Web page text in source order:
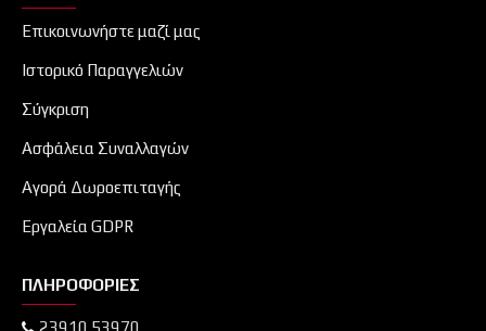
Επικοινωνήστε μαζί μας
Ιστορικό Παραγγελιών
Σύγκριση
Ασφάλεια Συναλλαγών
Αγορά Δωροεπιταγής
Εργαλεία GDPR
ΠΛΗΡΟΦΟΡΊΕΣ